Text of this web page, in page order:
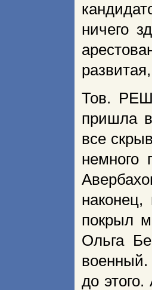
ничего
Тов.
пришла
все
немного
покрыл
Ольга
военный.
до